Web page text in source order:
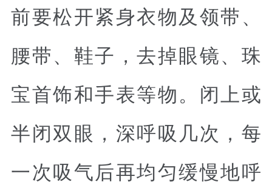
前要松开紧身衣物及领带、
腰带、鞋子，去掉眼镜、珠
宝首饰和手表等物。闭上或
半闭双眼，深呼吸几次，每
一次吸气后再均匀缓慢地呼